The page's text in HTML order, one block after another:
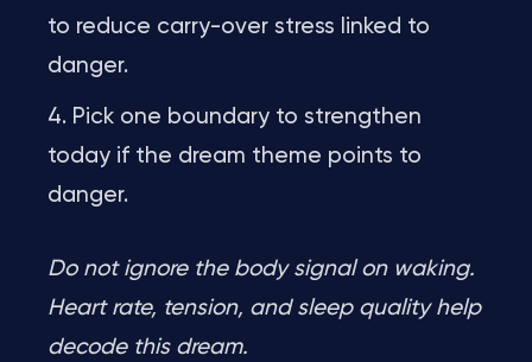
to reduce carry-over stress linked to
danger.
Pick one boundary to strengthen
today if the dream theme points to
danger.
Do not ignore the body signal on waking.
Heart rate, tension, and sleep quality help
decode this dream.